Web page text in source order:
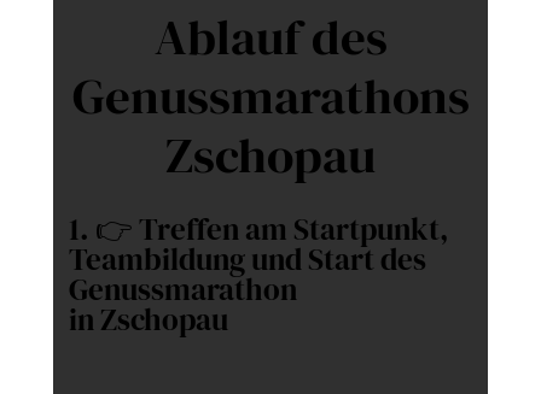
Ablauf des
Genussmarathons
Zschopau
1. 👉 Treffen am Startpunkt,
Teambildung und Start des
Genussmarathon
in Zschopau